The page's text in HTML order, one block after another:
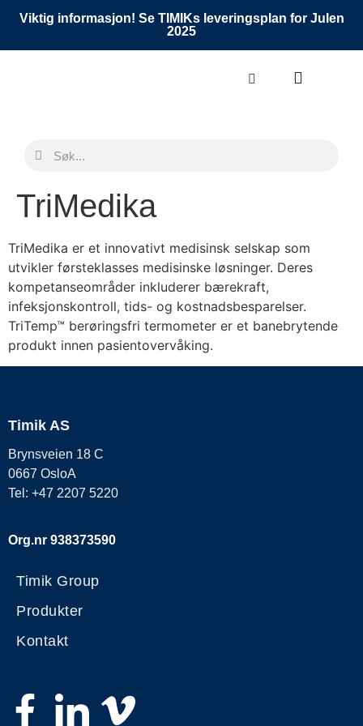
Viktig informasjon! Se TIMIKs leveringsplan for Julen
2025
TriMedika
TriMedika er et innovativt medisinsk selskap som
utvikler førsteklasses medisinske løsninger. Deres
kompetanseområder inkluderer bærekraft,
infeksjonskontroll, tids- og kostnadsbesparelser.
TriTemp™ berøringsfri termometer er et banebrytende
produkt innen pasientovervåking.
Timik AS
Brynsveien 18 C
0667 OsloA
Tel: +47 2207 5220
Org.nr 938373590
Timik Group
Produkter
Kontakt